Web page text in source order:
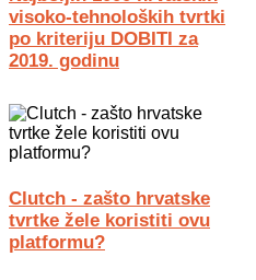
visoko-tehnoloških tvrtki
po kriteriju DOBITI za
2019. godinu
Clutch - zašto hrvatske
tvrtke žele koristiti ovu
platformu?